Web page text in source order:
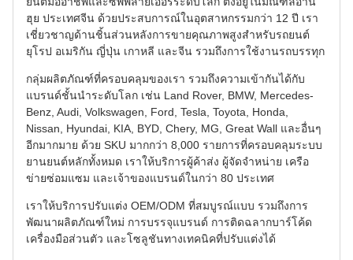
ฮุย ประเทศจีน ด้วยประสบการณ์ในอุตสาหกรรมกว่า 12 ปี เรา
เชี่ยวชาญด้านชิ้นส่วนหลังการขายคุณภาพสูงสำหรับรถยนต์
ยุโรป อเมริกัน ญี่ปุ่น เกาหลี และจีน รวมถึงการใช้งานรถบรรทุก
กลุ่มผลิตภัณฑ์ที่ครอบคลุมของเรา รวมถึงความเข้ากันได้กับ
แบรนด์ชั้นนำระดับโลก เช่น Land Rover, BMW, Mercedes-
Benz, Audi, Volkswagen, Ford, Tesla, Toyota, Honda,
Nissan, Hyundai, KIA, BYD, Chery, MG, Great Wall และอื่นๆ
อีกมากมาย ด้วย SKU มากกว่า 8,000 รายการที่ครอบคลุมระบบ
ยานยนต์หลักทั้งหมด เราให้บริการผู้ค้าส่ง ผู้จัดจำหน่าย เครือ
ข่ายซ่อมแซม และเจ้าของแบรนด์ในกว่า 80 ประเทศ
เราให้บริการปรับแต่ง OEM/ODM ที่สมบูรณ์แบบ รวมถึงการ
พัฒนาผลิตภัณฑ์ใหม่ การบรรจุแบรนด์ การติดฉลากบาร์โค้ด
เครื่องมือส่วนตัว และโซลูชันทางเทคนิคที่ปรับแต่งได้